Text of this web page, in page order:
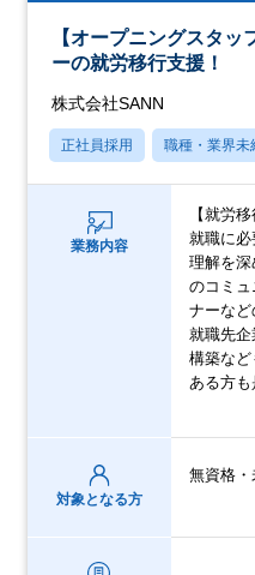
【オープニングスタ
ーの就労移行支援！
株式会社SANN
正社員採用 職種・業界未
業務内容
【就労
就職に
理解を
のコミ
ナーなど
就職先
構築な
ある方も
対象となる方
無資格